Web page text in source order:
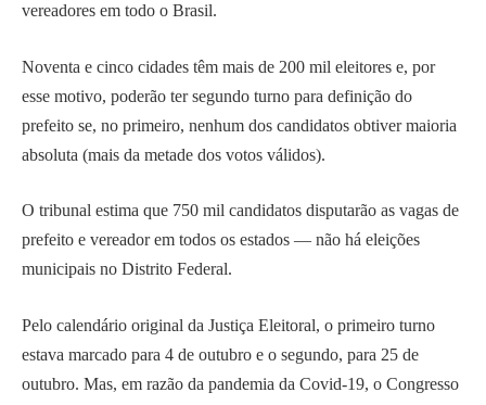
vereadores em todo o Brasil.
Noventa e cinco cidades têm mais de 200 mil eleitores e, por
esse motivo, poderão ter segundo turno para definição do
prefeito se, no primeiro, nenhum dos candidatos obtiver maioria
absoluta (mais da metade dos votos válidos).
O tribunal estima que 750 mil candidatos disputarão as vagas de
prefeito e vereador em todos os estados — não há eleições
municipais no Distrito Federal.
Pelo calendário original da Justiça Eleitoral, o primeiro turno
estava marcado para 4 de outubro e o segundo, para 25 de
outubro. Mas, em razão da pandemia da Covid-19, o Congresso